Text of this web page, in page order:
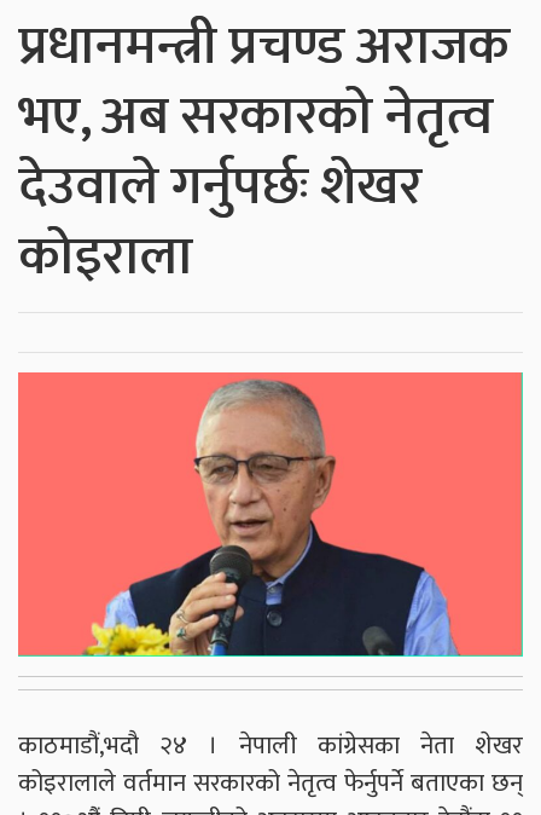
प्रधानमन्त्री प्रचण्ड अराजक
भए, अब सरकारको नेतृत्व
देउवाले गर्नुपर्छः शेखर
कोइराला
काठमाडौं,भदौ २४ । नेपाली कांग्रेसका नेता शेखर
कोइरालाले वर्तमान सरकारको नेतृत्व फेर्नुपर्ने बताएका छन्